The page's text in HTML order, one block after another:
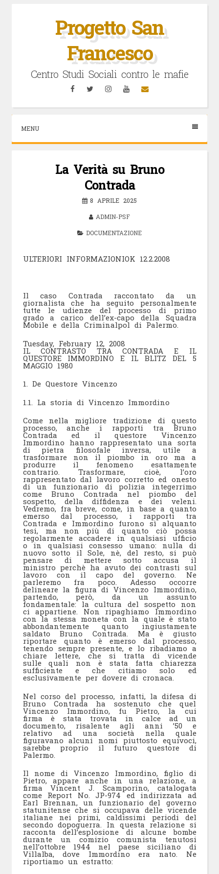
Progetto San
Francesco
Centro Studi Sociali contro le mafie
FacebookTwitterInstagramYouTubeEmail
MENU
La Verità su Bruno
Contrada
8 APRILE 2025
ADMIN-PSF
DOCUMENTAZIONE
ULTERIORI INFORMAZIONIOK 12.2.2008
Il caso Contrada raccontato da un
giornalista che ha seguito personalmente
tutte le udienze del processo di primo
grado a carico dell’ex-capo della Squadra
Mobile e della Criminalpol di Palermo.
Tuesday, February 12, 2008
IL CONTRASTO TRA CONTRADA E IL
QUESTORE IMMORDINO E IL BLITZ DEL 5
MAGGIO 1980
1. De Questore Vincenzo
1.1. La storia di Vincenzo Immordino
Come nella migliore tradizione di questo
processo, anche i rapporti tra Bruno
Contrada ed il questore Vincenzo
Immordino hanno rappresentato una sorta
di pietra filosofale inversa, utile a
trasformare non il piombo in oro ma a
produrre il fenomeno esattamente
contrario. Trasformare, cioè, l’oro
rappresentato dal lavoro corretto ed onesto
di un funzionario di polizia integerrimo
come Bruno Contrada nel piombo del
sospetto, della diffidenza e dei veleni.
Vedremo, fra breve, come, in base a quanto
emerso dal processo, i rapporti tra
Contrada e Immordino furono sì alquanto
tesi, ma non più di quanto ciò possa
regolarmente accadere in qualsiasi ufficio
o in qualsiasi consesso umano: nulla di
nuovo sotto il Sole, nè, del resto, si può
pensare di mettere sotto accusa il
ministro perchè ha avuto dei contrasti sul
lavoro con il capo del governo. Ne
parleremo fra poco. Adesso occorre
delineare la figura di Vincenzo Immordino,
partendo, però, da un assunto
fondamentale: la cultura del sospetto non
ci appartiene. Non ripaghiamo Immordino
con la stessa moneta con la quale è stato
abbondantemente quanto ingiustamente
saldato Bruno Contrada. Ma è giusto
riportare quanto è emerso dal processo,
tenendo sempre presente, e lo ribadiamo a
chiare lettere, che si tratta di vicende
sulle quali non è stata fatta chiarezza
sufficiente e che citiamo solo ed
esclusivamente per dovere di cronaca.
Nel corso del processo, infatti, la difesa di
Bruno Contrada ha sostenuto che quel
Vincenzo Immordino, fu Pietro, la cui
firma è stata trovata in calce ad un
documento, risalente agli anni ’50 e
relativo ad una società nella quale
figuravano alcuni nomi piuttosto equivoci,
sarebbe proprio il futuro questore di
Palermo.
Il nome di Vincenzo Immordino, figlio di
Pietro, appare anche in una relazione, a
firma Vincent J. Scamporino, catalogata
come Report No. JP-974 ed indirizzata ad
Earl Brennan, un funzionario del governo
statunitense che si occupava delle vicende
italiane nei primi, caldissimi periodi del
secondo dopoguerra. In questa relazione si
racconta dell’esplosione di alcune bombe
durante un comizio comunista tenutosi
nell’ottobre 1944 nel paese siciliano di
Villalba, dove Immordino era nato. Ne
riportiamo un estratto: